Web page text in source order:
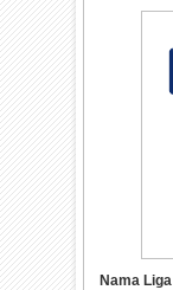
Nama Liga